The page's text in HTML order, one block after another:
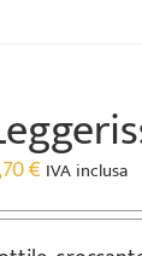
€ IVA inclusa